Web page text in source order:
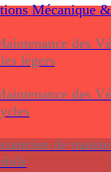
Mécanique
des
légers
des
de